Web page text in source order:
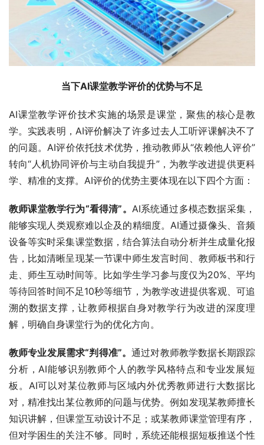
当下AI课堂教学评价的优势与不足
AI课堂教学评价技术实施的场景是课堂，聚焦的核心是教
学。实践表明，AI评价解决了许多过去人工听评课解决不了
的问题。AI评价依托技术优势，推动教师从“依赖他人评价”
转向“人机协同评价与主动自我提升”，为教学改进提供更科
学、精准的支撑。AI评价的优势主要体现在以下四个方面：
教师课堂教学行为“看得清”。 AI系统通过多模态数据采集，
能够实现人类观察难以企及的精细度。AI通过摄像头、音频
设备等实时采集课堂数据，结合算法自动分析并生成量化报
告，比如清晰呈现某一节课中师生发言时间、教师板书和行
走、师生互动时间等。比如学生学习参与度仅为20%、平均
等待回答时间不足10秒等细节，为教学改进提供客观、可追
溯的数据支撑，让教师根据自身对教学行为改进的深度理
解，明确自身课堂行为的优化方向。
教师专业发展需求“判得准”。通过对教师教学数据长期跟踪
分析，AI能够识别教师个人的教学风格特点和专业发展短
板。AI可以对某位教师与区域内外优秀教师进行大数据比
对，精准找出某位教师的问题与优势。例如发现某教师擅长
知识讲解，但课堂互动设计不足；或某教师课堂管理有序，
但对学困生的关注不够。同时，系统还能根据短板推送个性